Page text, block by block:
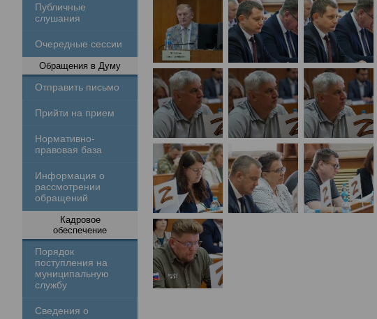
Публичные
слушания
Очередные сессии
Обращения в Думу
Отправить письмо
Прийти на прием
Нормативно-
правовая база
Информация о
рассмотрении
обращений
Кадровое
обеспечение
Порядок
поступления на
муниципальную
службу
Сведения о